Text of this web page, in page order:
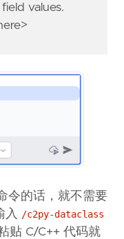
values.
令的话，就不需要
入
/c2py-dataclass
贴 C/C++ 代码就